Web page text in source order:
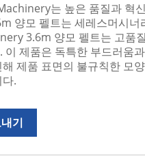
는 높은 품질과 혁
양모 펠트는 세레스머시
3.6m 양모 펠트는 고품
제품은 독특한 부드러움
제품 표면의 불규칙한 모
.
기